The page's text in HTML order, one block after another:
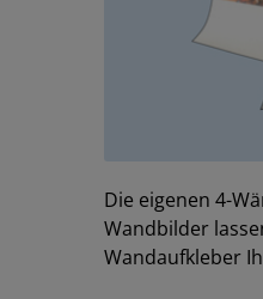
Die eigenen 4-
Wandbilder
Wandaufkleber